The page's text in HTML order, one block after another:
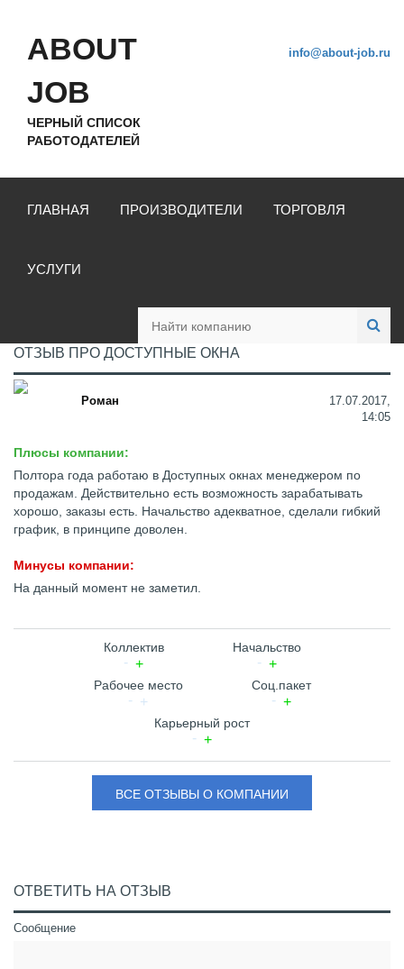
ABOUT
JOB
ЧЕРНЫЙ СПИСОК
РАБОТОДАТЕЛЕЙ
info@about-job.ru
ГЛАВНАЯ ПРОИЗВОДИТЕЛИ ТОРГОВЛЯ
УСЛУГИ
ОТЗЫВ ПРО ДОСТУПНЫЕ ОКНА
Роман
17.07.2017,
14:05
Плюсы компании:
Полтора года работаю в Доступных окнах менеджером по
продажам. Действительно есть возможность зарабатывать
хорошо, заказы есть. Начальство адекватное, сделали гибкий
график, в принципе доволен.
Минусы компании:
На данный момент не заметил.
Коллектив Начальство
Рабочее место Соц.пакет
Карьерный рост
ВСЕ ОТЗЫВЫ О КОМПАНИИ
ОТВЕТИТЬ НА ОТЗЫВ
Сообщение